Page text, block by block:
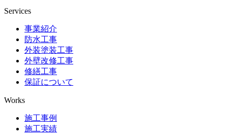
Services
事業紹介
防水工事
外装塗装工事
外壁改修工事
修繕工事
保証について
Works
施工事例
施工実績